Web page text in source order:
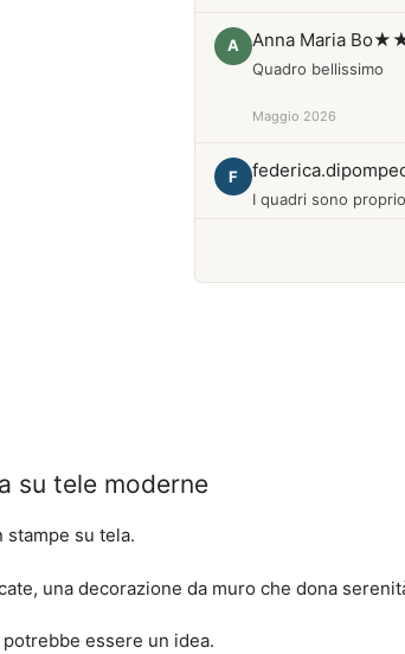
A Anna Maria Bo
Quadro bellissimo
Maggio 2026
F
I quadri sono
su tele moderne
stampe su tela.
una decorazione da muro che dona
essere un idea.